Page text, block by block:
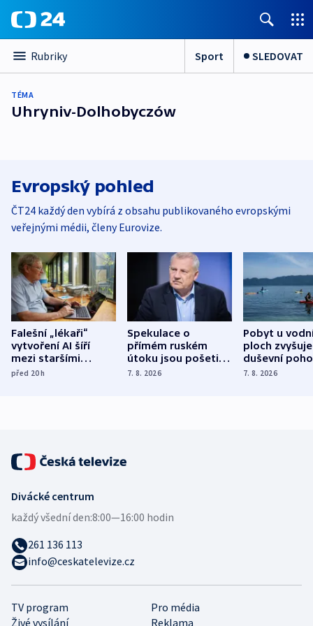
Rubriky Sport SLEDOVAT
TÉMA
Uhryniv-Dolhobyczów
Evropský pohled
ČT24 každý den vybírá z obsahu publikovaného evropskými
veřejnými médii, členy Eurovize.
Falešní „lékaři“
vytvoření AI šíří
mezi staršími
Poláky nebezpečné
před 20h
Spekulace o
přímém ruském
útoku jsou pošetilé,
míní estonský
7. 8. 2026
Pobyt u
ploch zvyšuje
duševní
ukázala
7. 8. 2026
TV program
Pro média
Živé vysílání
Reklama
Divácké centrum
každý všední den:8:00—16:00 hodin
261 136 113
info@ceskatelevize.cz